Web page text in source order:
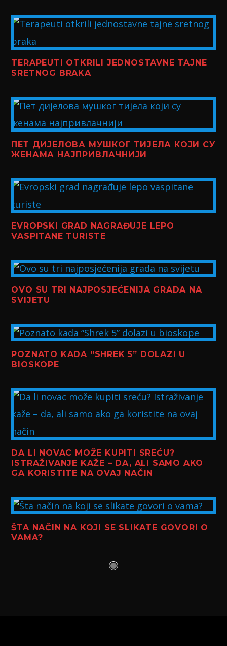
TERAPEUTI OTKRILI JEDNOSTAVNE TAJNE
SRETNOG BRAKA
ПЕТ ДИЈЕЛОВА МУШКОГ ТИЈЕЛА КОЈИ СУ
ЖЕНАМА НАЈПРИВЛАЧНИЈИ
EVROPSKI GRAD NAGRAĐUJE LEPO
VASPITANE TURISTE
OVO SU TRI NAJPOSJEĆENIJA GRADA NA
SVIJETU
POZNATO KADA “SHREK 5” DOLAZI U
BIOSKOPE
DA LI NOVAC MOŽE KUPITI SREĆU?
ISTRAŽIVANJE KAŽE – DA, ALI SAMO AKO
GA KORISTITE NA OVAJ NAČIN
ŠTA NAČIN NA KOJI SE SLIKATE GOVORI O
VAMA?